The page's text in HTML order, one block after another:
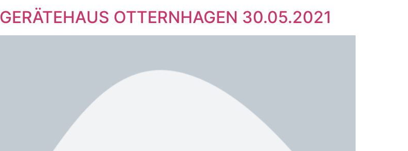
OTTERNHAGEN 30.05.2021